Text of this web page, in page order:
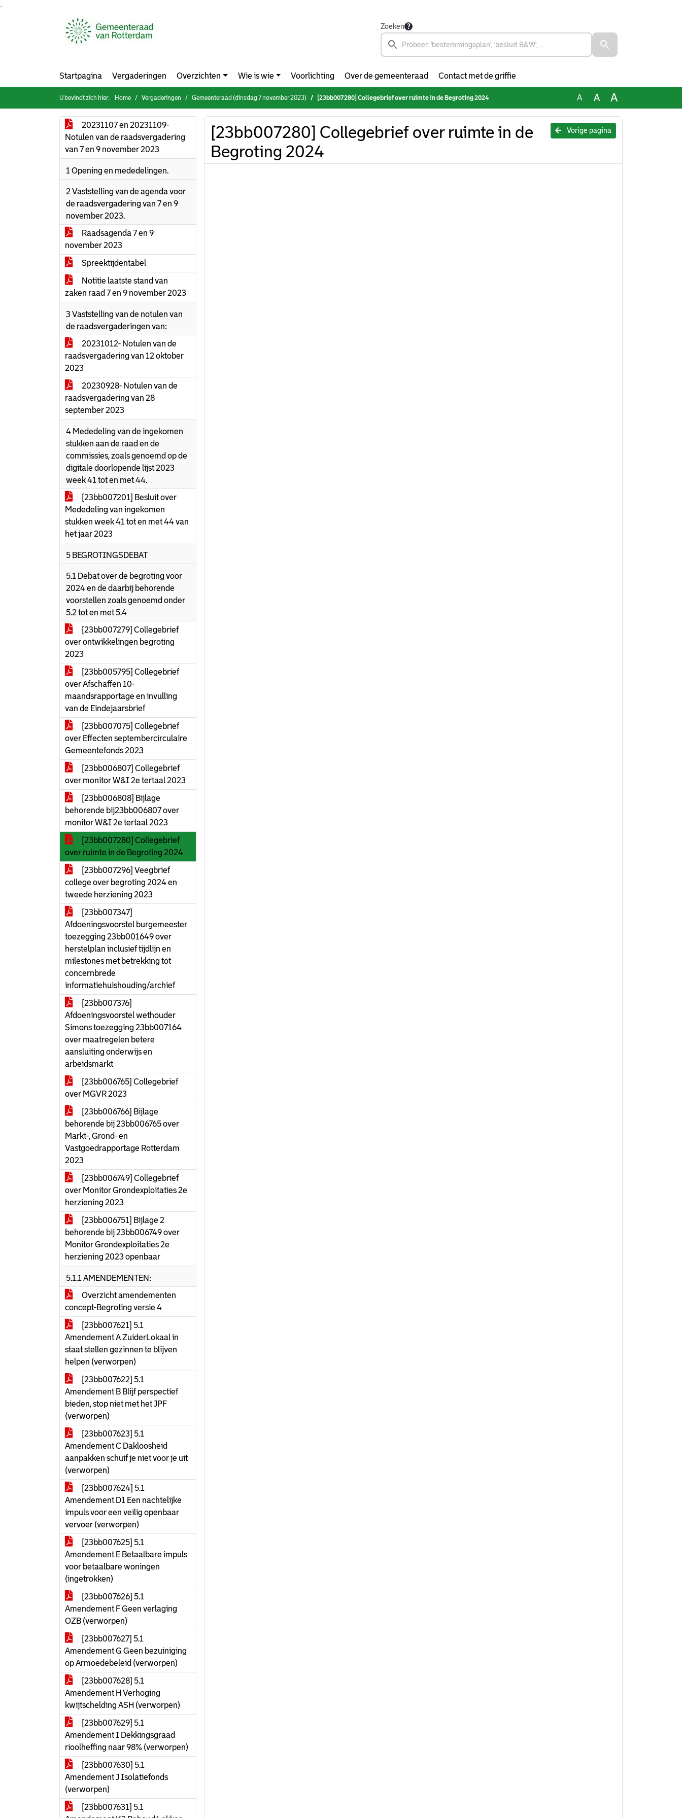
Zoeken
Startpagina Vergaderingen Overzichten Wie is wie Voorlichting Over de gemeenteraad Contact met de griffie
U bevindt zich hier: Home Vergaderingen Gemeenteraad (dinsdag 7 november 2023) [23bb007280] Collegebrief over ruimte in de Begroting 2024 A A A
20231107 en 20231109-
Notulen van de raadsvergadering
van 7 en 9 november 2023
1 Opening en mededelingen.
2 Vaststelling van de agenda voor
de raadsvergadering van 7 en 9
november 2023.
Raadsagenda 7 en 9
november 2023
Spreektijdentabel
Notitie laatste stand van
zaken raad 7 en 9 november 2023
3 Vaststelling van de notulen van
de raadsvergaderingen van:
20231012- Notulen van de
raadsvergadering van 12 oktober
2023
20230928- Notulen van de
raadsvergadering van 28
september 2023
4 Mededeling van de ingekomen
stukken aan de raad en de
commissies, zoals genoemd op de
digitale doorlopende lijst 2023
week 41 tot en met 44.
[23bb007201] Besluit over
Mededeling van ingekomen
stukken week 41 tot en met 44 van
het jaar 2023
5 BEGROTINGSDEBAT
5.1 Debat over de begroting voor
2024 en de daarbij behorende
voorstellen zoals genoemd onder
5.2 tot en met 5.4
[23bb007279] Collegebrief
over ontwikkelingen begroting
2023
[23bb005795] Collegebrief
over Afschaffen 10-
maandsrapportage en invulling
van de Eindejaarsbrief
[23bb007075] Collegebrief
over Effecten septembercirculaire
Gemeentefonds 2023
[23bb006807] Collegebrief
over monitor W&I 2e tertaal 2023
[23bb006808] Bijlage
behorende bij23bb006807 over
monitor W&I 2e tertaal 2023
[23bb007280] Collegebrief
over ruimte in de Begroting 2024
[23bb007296] Veegbrief
college over begroting 2024 en
tweede herziening 2023
[23bb007347]
Afdoeningsvoorstel burgemeester
toezegging 23bb001649 over
herstelplan inclusief tijdlijn en
milestones met betrekking tot
concernbrede
informatiehuishouding/archief
[23bb007376]
Afdoeningsvoorstel wethouder
Simons toezegging 23bb007164
over maatregelen betere
aansluiting onderwijs en
arbeidsmarkt
[23bb006765] Collegebrief
over MGVR 2023
[23bb006766] Bijlage
behorende bij 23bb006765 over
Markt-, Grond- en
Vastgoedrapportage Rotterdam
2023
[23bb006749] Collegebrief
over Monitor Grondexploitaties 2e
herziening 2023
[23bb006751] Bijlage 2
behorende bij 23bb006749 over
Monitor Grondexploitaties 2e
herziening 2023 openbaar
5.1.1 AMENDEMENTEN:
Overzicht amendementen
concept-Begroting versie 4
[23bb007621] 5.1
Amendement A ZuiderLokaal in
staat stellen gezinnen te blijven
helpen (verworpen)
[23bb007622] 5.1
Amendement B Blijf perspectief
bieden, stop niet met het JPF
(verworpen)
[23bb007623] 5.1
Amendement C Dakloosheid
aanpakken schuif je niet voor je uit
(verworpen)
[23bb007624] 5.1
Amendement D1 Een nachtelijke
impuls voor een veilig openbaar
vervoer (verworpen)
[23bb007625] 5.1
Amendement E Betaalbare impuls
voor betaalbare woningen
(ingetrokken)
[23bb007626] 5.1
Amendement F Geen verlaging
OZB (verworpen)
[23bb007627] 5.1
Amendement G Geen bezuiniging
op Armoedebeleid (verworpen)
[23bb007628] 5.1
Amendement H Verhoging
kwijtschelding ASH (verworpen)
[23bb007629] 5.1
Amendement I Dekkingsgraad
rioolheffing naar 98% (verworpen)
[23bb007630] 5.1
Amendement J Isolatiefonds
(verworpen)
[23bb007631] 5.1
Vorige pagina
[23bb007280] Collegebrief over ruimte in de
Begroting 2024